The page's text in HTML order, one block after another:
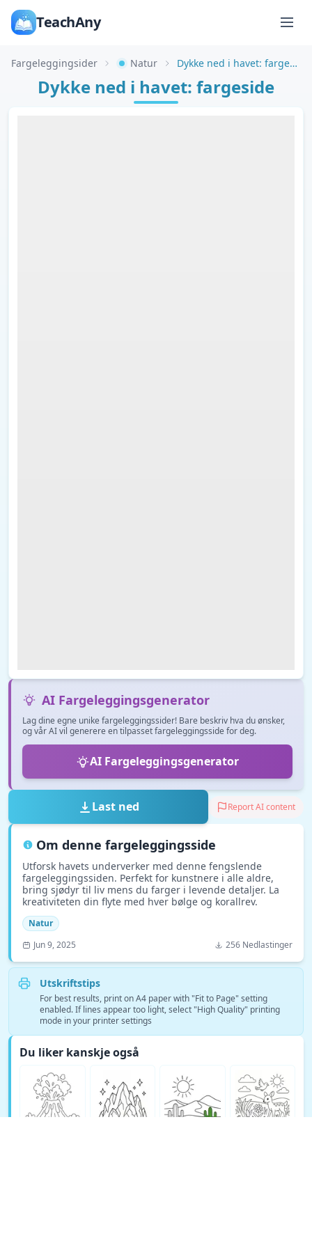
TeachAny
Fargeleggingsider Natur Dykke ned i havet: fargeside
Dykke ned i havet: fargeside
AI Fargeleggingsgenerator
Lag dine egne unike fargeleggingssider! Bare beskriv hva du ønsker,
og vår AI vil generere en tilpasset fargeleggingsside for deg.
AI Fargeleggingsgenerator
Last ned Report AI content
Om denne fargeleggingsside
Utforsk havets underverker med denne fengslende
fargeleggingssiden. Perfekt for kunstnere i alle aldre,
bring sjødyr til liv mens du farger i levende detaljer. La
kreativiteten din flyte med hver bølge og korallrev.
Natur
Jun 9, 2025
256 Nedlastinger
Utskriftstips
For best results, print on A4 paper with "Fit to Page" setting
enabled. If lines appear too light, select "High Quality" printing
mode in your printer settings
Du liker kanskje også